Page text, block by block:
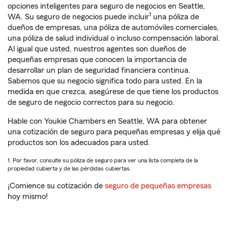
opciones inteligentes para seguro de negocios en Seattle,
WA. Su seguro de negocios puede incluir1 una póliza de
dueños de empresas, una póliza de automóviles comerciales,
una póliza de salud individual o incluso compensación laboral.
Al igual que usted, nuestros agentes son dueños de
pequeñas empresas que conocen la importancia de
desarrollar un plan de seguridad financiera continua.
Sabemos que su negocio significa todo para usted. En la
medida en que crezca, asegúrese de que tiene los productos
de seguro de negocio correctos para su negocio.
Hable con Youkie Chambers en Seattle, WA para obtener
una cotización de seguro para pequeñas empresas y elija qué
productos son los adecuados para usted.
1. Por favor, consulte su póliza de seguro para ver una lista completa de la
propiedad cubierta y de las pérdidas cubiertas.
¡Comience su cotización de seguro de pequeñas empresas
hoy mismo!